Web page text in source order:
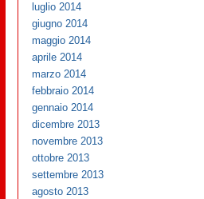
luglio 2014
giugno 2014
maggio 2014
aprile 2014
marzo 2014
febbraio 2014
gennaio 2014
dicembre 2013
novembre 2013
ottobre 2013
settembre 2013
agosto 2013